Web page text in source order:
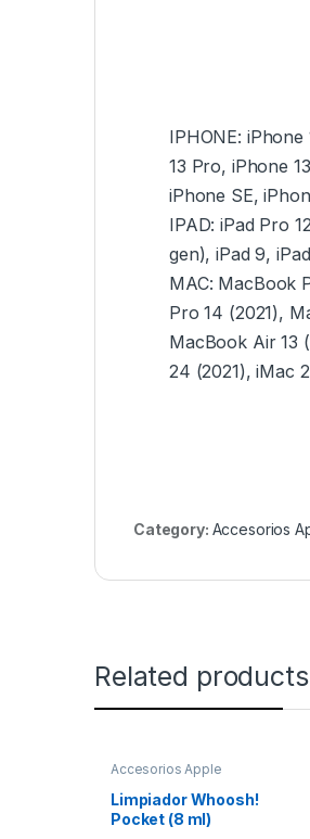
IPHONE:
13 Pro, iPhone
iPhone SE,
IPAD: iPad Pro
gen), iPad 9,
MAC: MacBook
Pro 14 (2021),
MacBook Air 13
24 (2021), iMac
Category: Accesorios
Related products
Accesorios Apple
Limpiador Whoosh!
Pocket (8 ml)